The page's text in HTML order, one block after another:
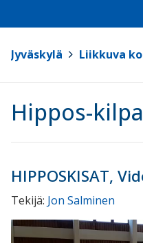
Jyväskylä Liikkuva
Hippos-
HIPPOSKISAT,
Tekijä: Jon Salminen